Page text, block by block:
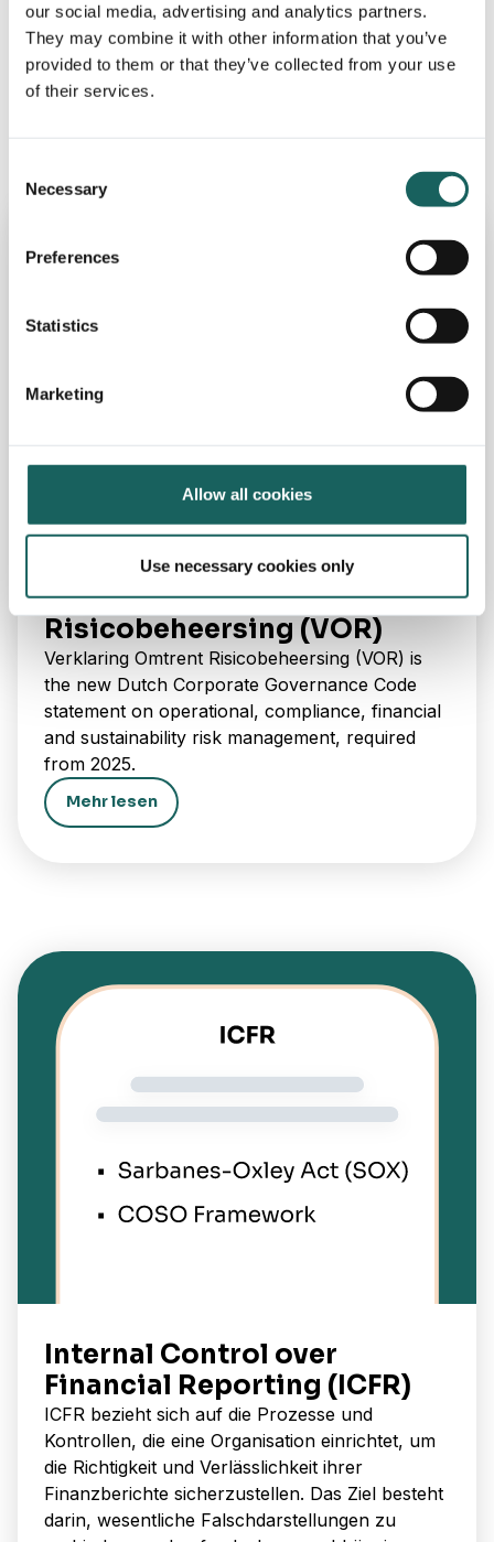
our social media, advertising and analytics partners.
They may combine it with other information that you’ve
provided to them or that they’ve collected from your use
of their services.
Selection
Necessary
Preferences
Statistics
Marketing
Allow all cookies
Use necessary cookies only
Entdecken Sie weitere Begriffe, Konzepte und
Rechtsvorschriften im Bereich Governance, Risk und
Compliance (GRC), die Ihnen dabei helfen, Ihr
Risikomanagement und Ihre internen Kontrollen zu
Verklaring Omtrent
Risicobeheersing (VOR)
Verklaring Omtrent Risicobeheersing (VOR) is
the new Dutch Corporate Governance Code
statement on operational, compliance, financial
and sustainability risk management, required
from 2025.
Mehr lesen
Internal Control over
Financial Reporting (ICFR)
ICFR bezieht sich auf die Prozesse und
Kontrollen, die eine Organisation einrichtet, um
die Richtigkeit und Verlässlichkeit ihrer
Finanzberichte sicherzustellen. Das Ziel besteht
darin, wesentliche Falschdarstellungen zu